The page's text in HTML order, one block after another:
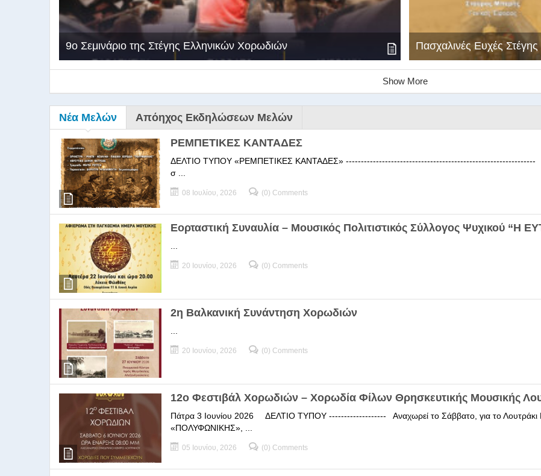
9ο Σεμινάριο της Στέγης Ελληνικών
9Ο Σεμινάριο Διεύθυνσης Χορωδίας της Στέγης Ελληνικών Χορωδιών Βιωματική
9ο Σεμινάριο της Στέγης Ελληνικών Χορωδιών Πασχαλινές Ευχές
Show More
Νέα Μελών Απόηχος Εκδηλώσεων Μελών
ΡΕΜΠΕΤΙΚΕΣ ΚΑΝΤΑΔΕΣ
ΔΕΛΤΙΟ ΤΥΠΟΥ «ΡΕΜΠΕΤΙΚΕΣ ΚΑΝΤΑΔΕΣ»
σ ...
08 Ιουλίου, 2026 (0) Comments
Εορταστική Συναυλία – Μουσικός Πολιτιστικός Σύλλογος Ψυχικού “Η
20 Ιουνίου, 2026 (0) Comments
2η Βαλκανική Συνάντηση Χορωδιών
20 Ιουνίου, 2026 (0) Comments
12ο Φεστιβάλ Χορωδιών – Χορωδία Φίλων Θρησκευτικής Μουσικής
Πάτρα 3 Ιουνίου 2026 ΔΕΛΤΙΟ ΤΥΠΟΥ ------------------- Αναχωρεί το Σάββατο, για το Λουτράκι
«ΠΟΛΥΦΩΝΙΚΗΣ», ...
05 Ιουνίου, 2026 (0) Comments